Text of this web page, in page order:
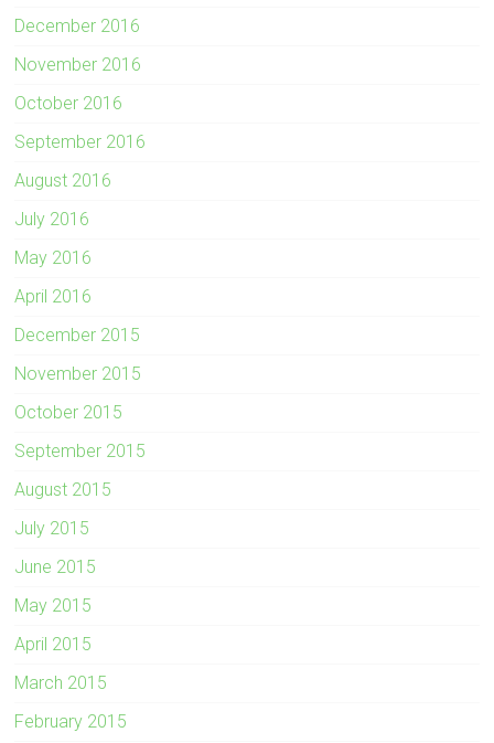
December 2016
November 2016
October 2016
September 2016
August 2016
July 2016
May 2016
April 2016
December 2015
November 2015
October 2015
September 2015
August 2015
July 2015
June 2015
May 2015
April 2015
March 2015
February 2015